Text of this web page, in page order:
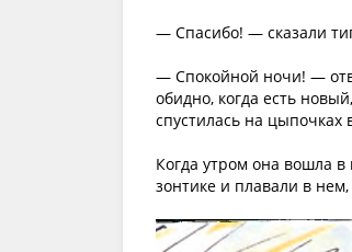
— Спасибо! — сказали
— Спокойной ночи! —
обидно, когда есть
спустилась на цыпочках
Когда утром она вошла в
зонтике и плавали в нем,